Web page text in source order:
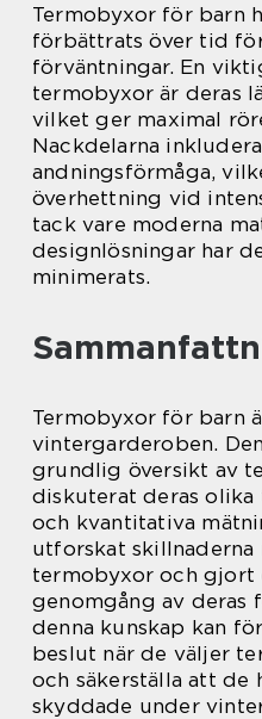
Termobyxor för barn
förbättrats över tid
förväntningar. En
termobyxor är deras
vilket ger maximal
Nackdelarna
andningsförmåga,
överhettning vid
tack vare moderna
designlösningar har
minimerats.
Termobyxor för barn
vintergarderoben.
grundlig översikt av
diskuterat deras olika
och kvantitativa
utforskat skillnaderna
termobyxor och gjort
genomgång av deras
denna kunskap kan
beslut när de väljer
och säkerställa att de
skyddade under